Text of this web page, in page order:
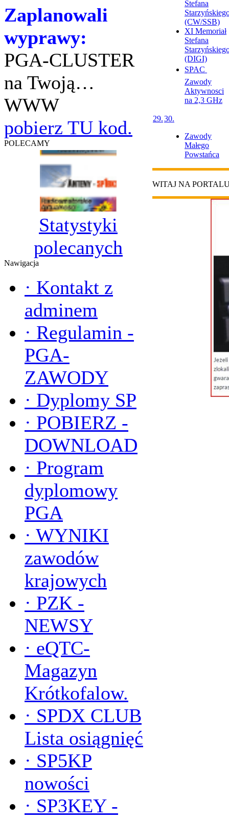
Zaplanowali
wyprawy:
PGA-CLUSTER
na Twoją…
WWW
pobierz TU kod.
POLECAMY
Statystyki
polecanych
Nawigacja
· Kontakt z
adminem
· Regulamin -
PGA-
ZAWODY
· Dyplomy SP
· POBIERZ -
DOWNLOAD
· Program
dyplomowy
PGA
· WYNIKI
zawodów
krajowych
· PZK -
NEWSY
· eQTC-
Magazyn
Krótkofalow.
· SPDX CLUB
Lista osiągnięć
· SP5KP
nowości
· SP3KEY -
Stefana
(CW/SSB)
XI Memoriał
Stefana
(DIGI)
SPAC 
Zawody
Aktywnosci
na 2,3 GHz
29.30.
Zawody
Małego
Powstańca
WITAJ NA